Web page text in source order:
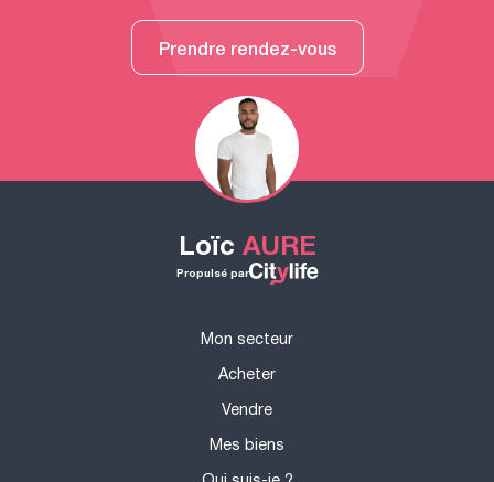
Prendre rendez-vous
Loïc AURE
Propulsé par
Mon secteur
Acheter
Vendre
Mes biens